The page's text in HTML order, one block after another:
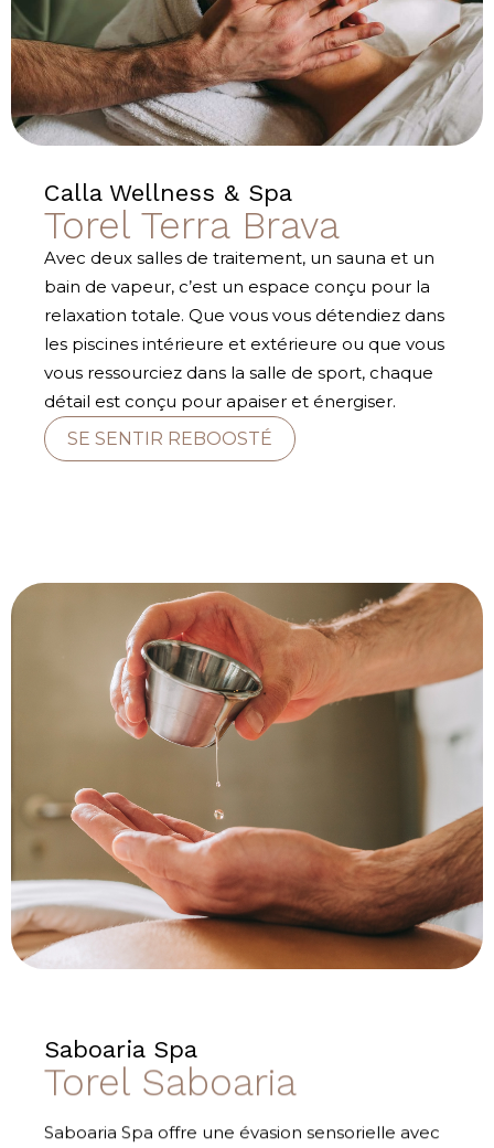
Calla Wellness & Spa
Torel Terra Brava
Avec deux salles de traitement, un sauna et un
bain de vapeur, c’est un espace conçu pour la
relaxation totale. Que vous vous détendiez dans
les piscines intérieure et extérieure ou que vous
vous ressourciez dans la salle de sport, chaque
détail est conçu pour apaiser et énergiser.
SE SENTIR REBOOSTÉ
Saboaria Spa
Torel Saboaria
Saboaria Spa offre une évasion sensorielle avec